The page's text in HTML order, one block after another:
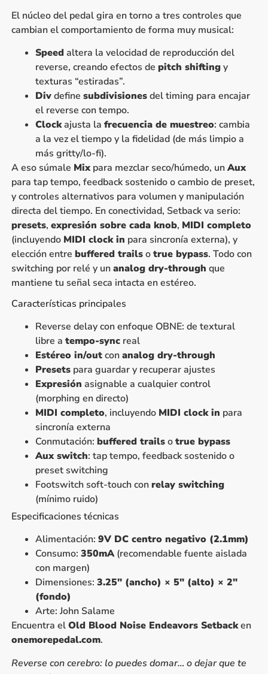
El núcleo del pedal gira en torno a tres controles que
cambian el comportamiento de forma muy musical:
Speed altera la velocidad de reproducción del
reverse, creando efectos de pitch shiftingy
texturas “estiradas”.
Divdefine subdivisionesdel timing para encajar
el reverse con tempo.
Clockajusta la frecuencia de muestreo: cambia
a la vez el tiempo y la fidelidad (de más limpio a
más gritty/lo-fi).
A eso súmale Mixpara mezclar seco/húmedo, unAux
para tap tempo, feedback sostenido o cambio de preset,
y controles alternativos para volumen y manipulación
directa del tiempo. En conectividad, Setback va serio:
presets, expresión sobre cada knob, MIDI completo
(incluyendo MIDI clock in para sincronía externa), y
elección entre buffered trailsotrue bypass. Todo con
switching por relé y unanalog dry-through que
mantiene tu señal seca intacta en estéreo.
Características principales
Reverse delay con enfoque OBNE: de textural
libre a tempo-syncreal
Estéreo in/outconanalog dry-through
Presetspara guardar y recuperar ajustes
Expresión asignable a cualquier control
(morphing en directo)
MIDI completo, incluyendo MIDI clock in para
sincronía externa
Conmutación: buffered trailsotrue bypass
Aux switch: tap tempo, feedback sostenido o
preset switching
Footswitch soft-touch conrelay switching
(mínimo ruido)
Especificaciones técnicas
Alimentación: 9V DC centro negativo (2.1mm)
Consumo: 350mA(recomendable fuente aislada
con margen)
Dimensiones: 3.25″ (ancho) × 5″ (alto) × 2″
(fondo)
Arte: John Salame
Encuentra elOld Blood Noise Endeavors Setbacken
onemorepedal.com.
Reverse con cerebro: lo puedes domar… o dejar que te